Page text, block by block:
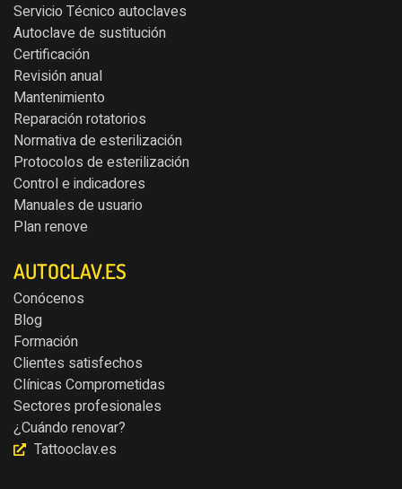
Servicio Técnico autoclaves
Autoclave de sustitución
Certificación
Revisión anual
Mantenimiento
Reparación rotatorios
Normativa de esterilización
Protocolos de esterilización
Control e indicadores
Manuales de usuario
Plan renove
AUTOCLAV.ES
Conócenos
Blog
Formación
Clientes satisfechos
Clínicas Comprometidas
Sectores profesionales
¿Cuándo renovar?
Tattooclav.es